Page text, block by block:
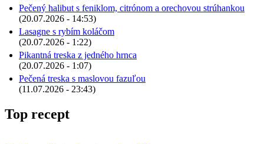
Pečený halibut s feniklom, citrónom a orechovou strúhankou
(20.07.2026 - 14:53)
Lasagne s rybím koláčom
(20.07.2026 - 1:22)
Pikantná treska z jedného hrnca
(20.07.2026 - 1:07)
Pečená treska s maslovou fazuľou
(11.07.2026 - 23:43)
Top recept